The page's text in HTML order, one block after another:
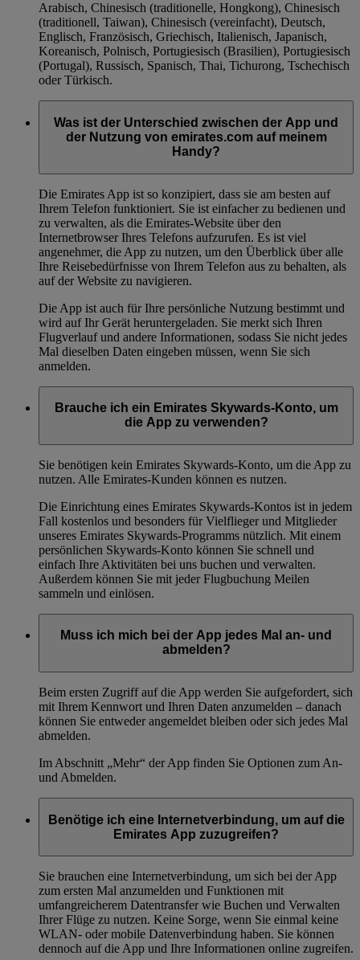
Arabisch, Chinesisch (traditionelle, Hongkong), Chinesisch
(traditionell, Taiwan), Chinesisch (vereinfacht), Deutsch,
Englisch, Französisch, Griechisch, Italienisch, Japanisch,
Koreanisch, Polnisch, Portugiesisch (Brasilien), Portugiesisch
(Portugal), Russisch, Spanisch, Thai, Tichurong, Tschechisch
oder Türkisch.
Was ist der Unterschied zwischen der App und
der Nutzung von emirates.com auf meinem
Handy?
Die Emirates App ist so konzipiert, dass sie am besten auf
Ihrem Telefon funktioniert. Sie ist einfacher zu bedienen und
zu verwalten, als die Emirates-Website über den
Internetbrowser Ihres Telefons aufzurufen. Es ist viel
angenehmer, die App zu nutzen, um den Überblick über alle
Ihre Reisebedürfnisse von Ihrem Telefon aus zu behalten, als
auf der Website zu navigieren.
Die App ist auch für Ihre persönliche Nutzung bestimmt und
wird auf Ihr Gerät heruntergeladen. Sie merkt sich Ihren
Flugverlauf und andere Informationen, sodass Sie nicht jedes
Mal dieselben Daten eingeben müssen, wenn Sie sich
anmelden.
Brauche ich ein Emirates Skywards-Konto, um
die App zu verwenden?
Sie benötigen kein Emirates Skywards-Konto, um die App zu
nutzen. Alle Emirates-Kunden können es nutzen.
Die Einrichtung eines Emirates Skywards-Kontos ist in jedem
Fall kostenlos und besonders für Vielflieger und Mitglieder
unseres Emirates Skywards-Programms nützlich. Mit einem
persönlichen Skywards-Konto können Sie schnell und
einfach Ihre Aktivitäten bei uns buchen und verwalten.
Außerdem können Sie mit jeder Flugbuchung Meilen
sammeln und einlösen.
Muss ich mich bei der App jedes Mal an- und
abmelden?
Beim ersten Zugriff auf die App werden Sie aufgefordert, sich
mit Ihrem Kennwort und Ihren Daten anzumelden – danach
können Sie entweder angemeldet bleiben oder sich jedes Mal
abmelden.
Im Abschnitt „Mehr“ der App finden Sie Optionen zum An-
und Abmelden.
Benötige ich eine Internetverbindung, um auf die
Emirates App zuzugreifen?
Sie brauchen eine Internetverbindung, um sich bei der App
zum ersten Mal anzumelden und Funktionen mit
umfangreicherem Datentransfer wie Buchen und Verwalten
Ihrer Flüge zu nutzen. Keine Sorge, wenn Sie einmal keine
WLAN- oder mobile Datenverbindung haben. Sie können
dennoch auf die App und Ihre Informationen online zugreifen.